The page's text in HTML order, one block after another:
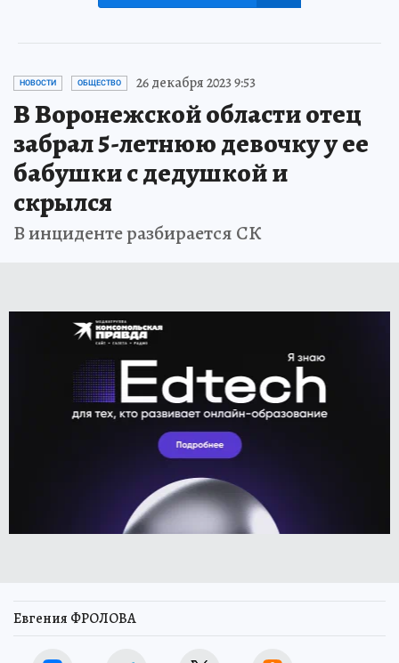
НОВОСТИ ОБЩЕСТВО 26 декабря 2023 9:53
В Воронежской области отец
забрал 5-летнюю девочку у ее
бабушки с дедушкой и
скрылся
В инциденте разбирается СК
Евгения ФРОЛОВА